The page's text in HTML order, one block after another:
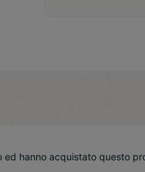
hanno acquistato questo